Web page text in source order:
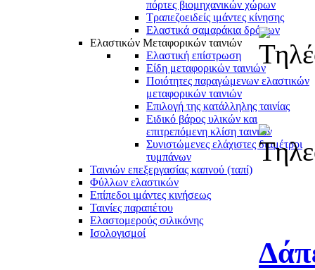
πόρτες βιομηχανικών χώρων
Τραπεζοειδείς ιμάντες κίνησης
Ελαστικά σαμαράκια δρόμων
Ελαστικών Μεταφορικών ταινιών
Ελαστική επίστρωση
Είδη μεταφορικών ταινιών
Ποιότητες παραγώμενων ελαστικών
μεταφορικών ταινιών
Επιλογή της κατάλληλης ταινίας
Ειδικό βάρος υλικών και
επιτρεπόμενη κλίση ταινιών
Συνιστώμενες ελάχιστες διαμέτροι
τυμπάνων
Ταινιών επεξεργασίας καπνού (ταπί)
Φύλλων ελαστικών
Επίπεδοι ιμάντες κινήσεως
Ταινίες παραπέτου
Ελαστομερούς σιλικόνης
Ισολογισμοί